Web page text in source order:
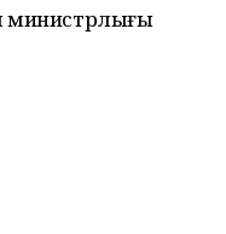
министрлығы